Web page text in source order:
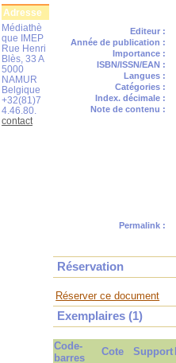
Editeur :
Année de publication :
Importance :
ISBN/ISSN/EAN :
Langues :
Catégories :
Index. décimale :
Note de contenu :
Permalink :
Réservation
Réserver ce document
Exemplaires (1)
Code-
barres
Cote Support
Adresse
Médiathè
que IMEP
Rue Henri
Blès, 33 A
5000
NAMUR
Belgique
+32(81)7
4.46.80.
contact